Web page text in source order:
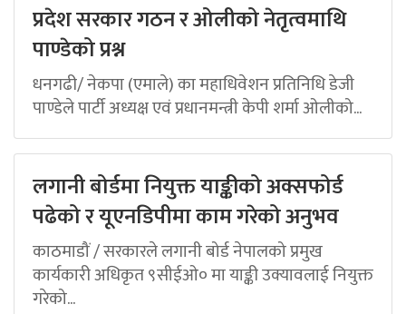
प्रदेश सरकार गठन र ओलीको नेतृत्वमाथि
पाण्डेको प्रश्न
धनगढी/ नेकपा (एमाले) का महाधिवेशन प्रतिनिधि डेजी
पाण्डेले पार्टी अध्यक्ष एवं प्रधानमन्त्री केपी शर्मा ओलीको...
लगानी बोर्डमा नियुक्त याङ्कीको अक्सफोर्ड
पढेको र यूएनडिपीमा काम गरेको अनुभव
काठमाडौं / सरकारले लगानी बोर्ड नेपालको प्रमुख
कार्यकारी अधिकृत ९सीईओ० मा याङ्की उक्यावलाई नियुक्त
गरेको...